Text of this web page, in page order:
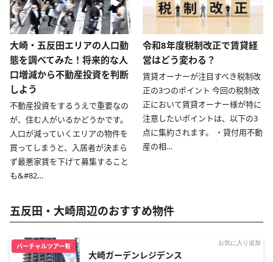
blog-relative-card
大崎・五反田エリアの人口動
態を調べてみた！将来的な人
口増減から不動産投資を判断
しよう
不動産投資をするうえで重要なの
が、住む人がいるかどうかです。
人口が減っていくエリアの物件を
買ってしまうと、入居者が決まら
ず最悪家賃を下げて募集すること
も&#82…
blog-relative-card
令和8年度税制改正で賃貸経
営はどう変わる？
賃貸オーナーが注目すべき税制改
正の3つのポイント 今回の税制改
正において賃貸オーナー様が特に
注意したいポイントは、以下の3
点に集約されます。 ・貸付用不動
産の相…
五反田・大崎周辺のおすすめ物件
お気に入り追加
バーチャルツアー有
大崎ガーデンレジデンス